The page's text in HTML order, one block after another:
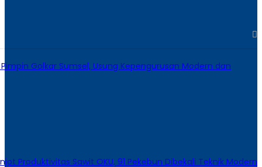
Golkar Sumsel, Usung Kepengurusan Modern dan
Produktivitas Sawit OKU, 91 Pekebun Dibekali Teknik Modern